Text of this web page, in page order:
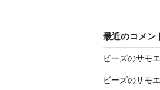
最近のコメン
ビーズのサモ
ビーズのサモ